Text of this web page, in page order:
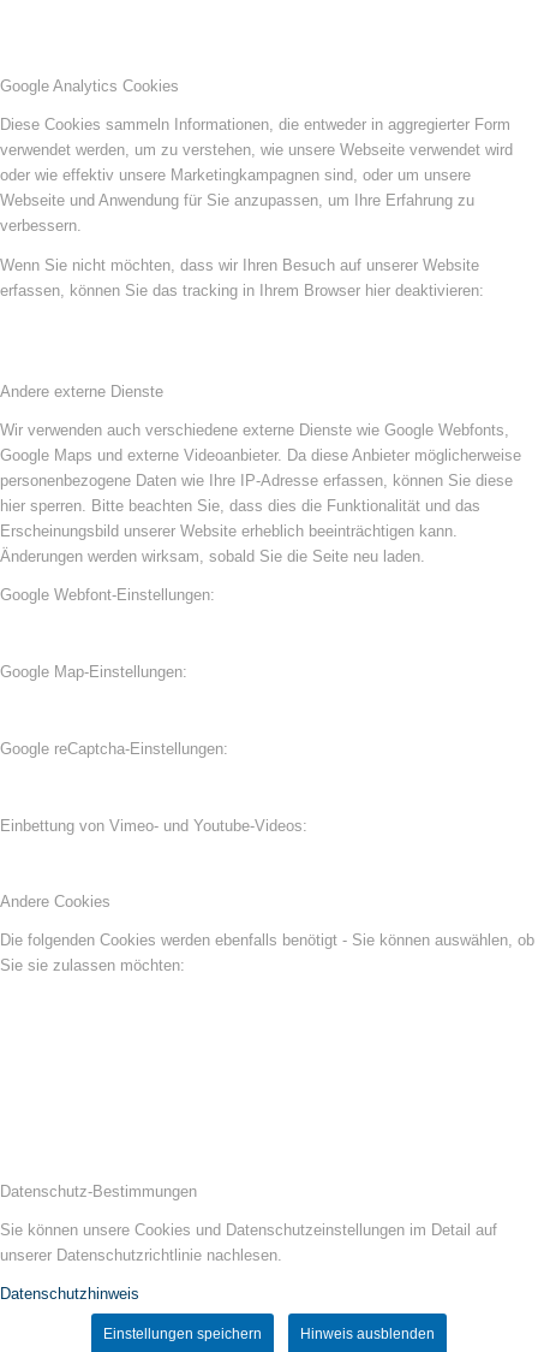
Google Analytics Cookies
Diese Cookies sammeln Informationen, die entweder in aggregierter Form
verwendet werden, um zu verstehen, wie unsere Webseite verwendet wird
oder wie effektiv unsere Marketingkampagnen sind, oder um unsere
Webseite und Anwendung für Sie anzupassen, um Ihre Erfahrung zu
verbessern.
Wenn Sie nicht möchten, dass wir Ihren Besuch auf unserer Website
erfassen, können Sie das tracking in Ihrem Browser hier deaktivieren:
Andere externe Dienste
Wir verwenden auch verschiedene externe Dienste wie Google Webfonts,
Google Maps und externe Videoanbieter. Da diese Anbieter möglicherweise
personenbezogene Daten wie Ihre IP-Adresse erfassen, können Sie diese
hier sperren. Bitte beachten Sie, dass dies die Funktionalität und das
Erscheinungsbild unserer Website erheblich beeinträchtigen kann.
Änderungen werden wirksam, sobald Sie die Seite neu laden.
Google Webfont-Einstellungen:
Google Map-Einstellungen:
Google reCaptcha-Einstellungen:
Einbettung von Vimeo- und Youtube-Videos:
Andere Cookies
Die folgenden Cookies werden ebenfalls benötigt - Sie können auswählen, ob
Sie sie zulassen möchten:
Datenschutz-Bestimmungen
Sie können unsere Cookies und Datenschutzeinstellungen im Detail auf
unserer Datenschutzrichtlinie nachlesen.
Datenschutzhinweis
Einstellungen speichern Hinweis ausblenden